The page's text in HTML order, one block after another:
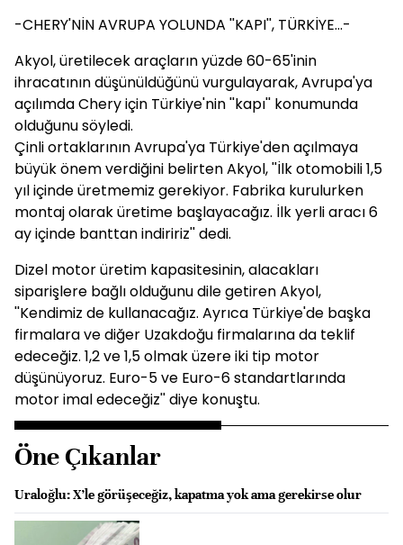
-CHERY'NİN AVRUPA YOLUNDA ''KAPI'', TÜRKİYE...-
Akyol, üretilecek araçların yüzde 60-65'inin
ihracatının düşünüldüğünü vurgulayarak, Avrupa'ya
açılımda Chery için Türkiye'nin ''kapı'' konumunda
olduğunu söyledi.
Çinli ortaklarının Avrupa'ya Türkiye'den açılmaya
büyük önem verdiğini belirten Akyol, ''İlk otomobili 1,5
yıl içinde üretmemiz gerekiyor. Fabrika kurulurken
montaj olarak üretime başlayacağız. İlk yerli aracı 6
ay içinde banttan indiririz'' dedi.
Dizel motor üretim kapasitesinin, alacakları
siparişlere bağlı olduğunu dile getiren Akyol,
''Kendimiz de kullanacağız. Ayrıca Türkiye'de başka
firmalara ve diğer Uzakdoğu firmalarına da teklif
edeceğiz. 1,2 ve 1,5 olmak üzere iki tip motor
düşünüyoruz. Euro-5 ve Euro-6 standartlarında
motor imal edeceğiz'' diye konuştu.
Öne Çıkanlar
Uraloğlu: X’le görüşeceğiz, kapatma yok ama gerekirse olur